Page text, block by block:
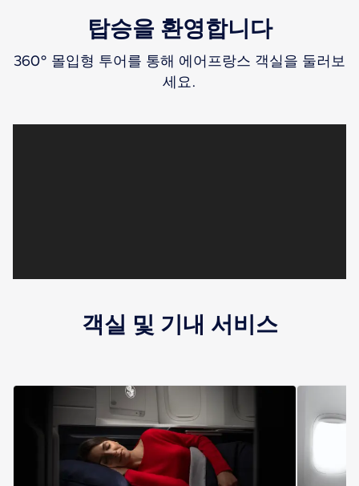
탑승을 환영합니다
360° 몰입형 투어를 통해 에어프랑스 객실을 둘러보
세요.
객실 및 기내 서비스